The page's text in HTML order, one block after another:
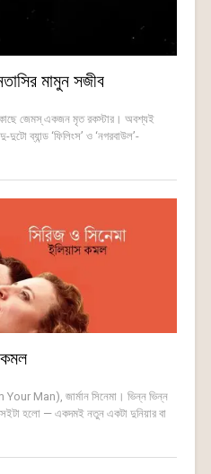
মামুন সজীব
জেমস্ একজন মৃত রকস্টার। অবশ্যই
ব্যান্ড ‘ফিলিংস’ ও ‘নগরবাউল’-
কমল
Man), জার্মান সিনেমা। ভিন্ন ভিন্ন
হলো — একদমই নতুন একটা দুনিয়ার বা